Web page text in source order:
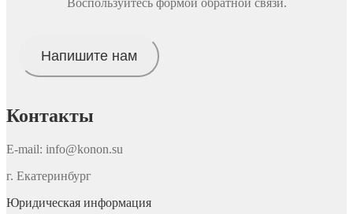
Напишите нам
Контакты
E-mail: info@konon.su
г. Екатеринбург
Юридическая информация